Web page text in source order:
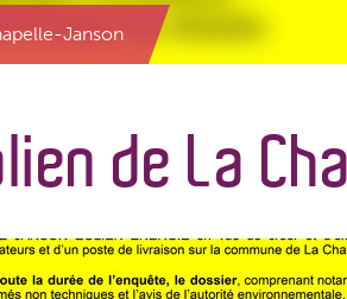
Janson
de La